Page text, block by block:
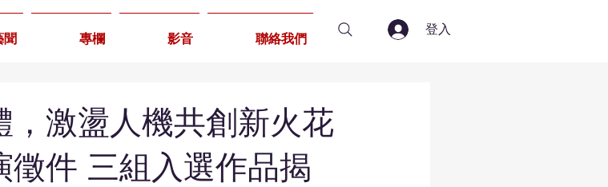
聞 專欄 影音 聯絡我們
登入
，激盪人機共創新火花
件 三組入選作品揭